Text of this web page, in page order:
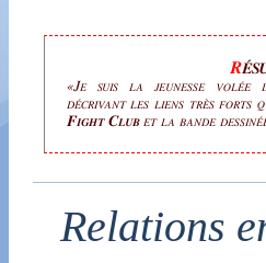
Je suis la jeunesse volée
décrivant les liens très forts
Fight Clubet la bande
Relations